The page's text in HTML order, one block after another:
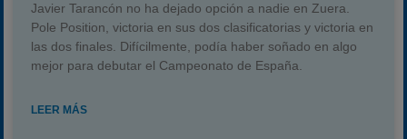
Javier Tarancón no ha dejado opción a nadie en Zuera.
Pole Position, victoria en sus dos clasificatorias y victoria en
las dos finales. Difícilmente, podía haber soñado en algo
mejor para debutar el Campeonato de España.
LEER MÁS